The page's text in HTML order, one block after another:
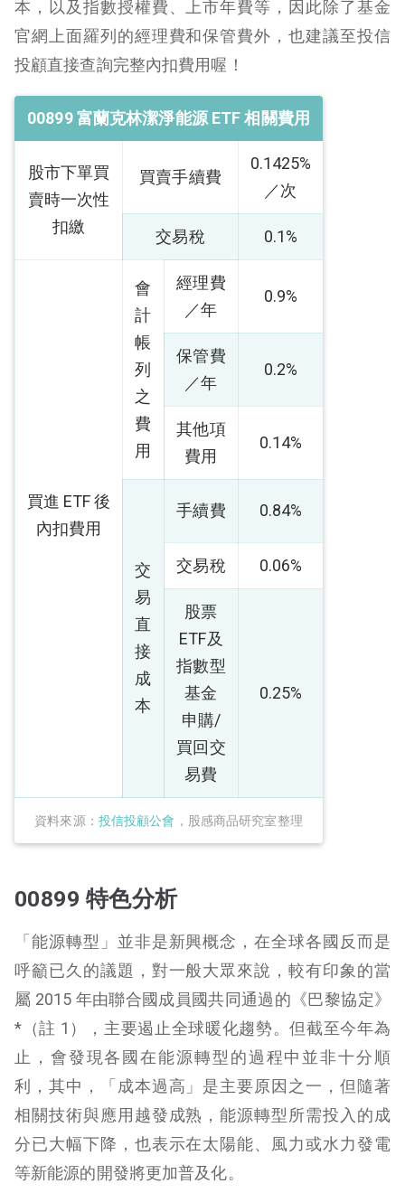
本，以及指數授權費、上市年費等，因此除了基金
官網上面羅列的經理費和保管費外，也建議至投信
投顧直接查詢完整內扣費用喔！
資料來源： 投信投顧公會 ，股感商品研究室整理
00899 富蘭克林潔淨能源 ETF 相關費用
股市下單買
賣時一次性
扣繳
買賣手續費
0.1425%
／次
交易稅 0.1%
買進 ETF 後
內扣費用
會
計
帳
列
之
費
用
經理費
／年
0.9%
保管費
／年
0.2%
其他項
費用
0.14%
交
易
直
接
成
本
手續費 0.84%
交易稅 0.06%
股票
ETF及
指數型
基金
申購/
買回交
易費
0.25%
00899 特色分析
「能源轉型」並非是新興概念，在全球各國反而是
呼籲已久的議題，對一般大眾來說，較有印象的當
屬 2015 年由聯合國成員國共同通過的《巴黎協定》
*（註 1），主要遏止全球暖化趨勢。但截至今年為
止，會發現各國在能源轉型的過程中並非十分順
利，其中，「成本過高」是主要原因之一，但隨著
相關技術與應用越發成熟，能源轉型所需投入的成
分已大幅下降，也表示在太陽能、風力或水力發電
等新能源的開發將更加普及化。